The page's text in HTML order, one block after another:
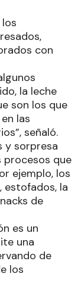
con
la leche
son los que
las
señaló.
y sorpresa
procesos que
ejemplo, los
estofados, la
de
es un
una
de
los